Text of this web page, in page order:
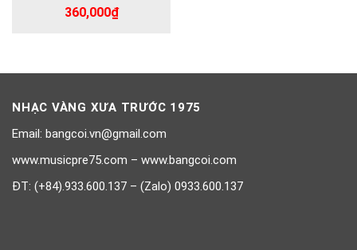
360,000₫
NHẠC VÀNG XƯA TRƯỚC 1975
Email: bangcoi.vn@gmail.com
www.musicpre75.com – www.bangcoi.com
ĐT: (+84).933.600.137 – (Zalo) 0933.600.137